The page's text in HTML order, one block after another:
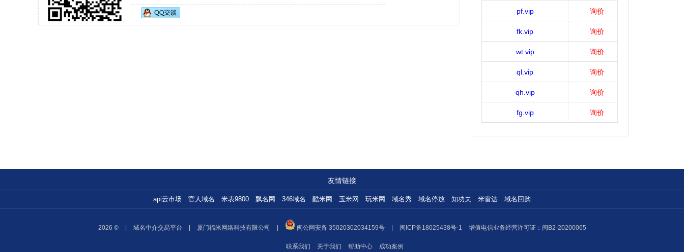
pf.vip 询价
fk.vip 询价
wt.vip 询价
ql.vip 询价
qh.vip 询价
fg.vip 询价
友情链接
api云市场 官人域名 米表9800 飘名网 346域名 酷米网 玉米网 玩米网 域名秀 域名停放 知功夫 米雷达 域名回购
2026 © 域名中介交易平台 厦门福米网络科技有限公司 闽公网安备 35020302034159号 闽ICP备18025438号-1 增值电信业务经营许可证：闽B2-20200065
联系我们 关于我们 帮助中心 成功案例